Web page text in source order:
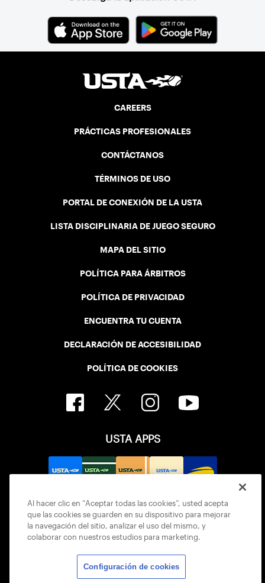
CAREERS
PRÁCTICAS PROFESIONALES
CONTÁCTANOS
TÉRMINOS DE USO
PORTAL DE CONEXIÓN DE LA USTA
LISTA DISCIPLINARIA DE JUEGO SEGURO
MAPA DEL SITIO
POLÍTICA PARA ÁRBITROS
POLÍTICA DE PRIVACIDAD
ENCUENTRA TU CUENTA
DECLARACIÓN DE ACCESIBILIDAD
POLÍTICA DE COOKIES
USTA APPS
Al hacer clic en “Aceptar todas las cookies”, usted acepta
que las cookies se guarden en su dispositivo para mejorar
la navegación del sitio, analizar el uso del mismo, y
colaborar con nuestros estudios para marketing.
Configuración de cookies